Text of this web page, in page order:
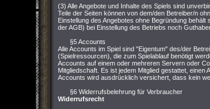
(3) Alle Angebote und Inhalte des Spiels sind
Teile der Seiten können von dem/den Betreiber/n
Einstellung des Angebotes ohne Begründung
der AGB) bei Einstellung des Betriebs noch
§5 Accounts
Alle Accounts im Spiel sind "Eigentum" des/der
(Spielressourcen), die zum Spielablauf benötigt
Accounts auf einem oder mehreren Servern oder
Mitgliedschaft. Es ist jedem Mitglied gestattet,
Accounts wird ausdrücklich versichert, dass kein
§6 Widerrufsbelehrung für Verbraucher
Widerrufsrecht